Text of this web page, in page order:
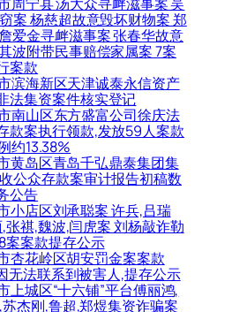
案 杨慈超故意毁坏财物案 郑
爱金寻衅滋事案 张春华故意
波附带民事赔偿家属案 7案
案款
滨海新区天津诚泰永信资产
法集资案件核实登记
南山区东方盛富公司徐庆法
款案执行领款,发放59人案款
约13.38%
黄岛区青岛千弘鼎泰集团集
公众存款案审计报告初稿数
公告
小店区刘承聪案 许兵,吕瑞
张祺,魏波,闫虎案 刘杨敲诈勒
案案款提存公示
杏花岭区胡安罚金案案款
无法联系到被害人,提存公示
上城区“十六铺”平台傅丽鸿,
杰刚,鲁超,郑煜集资诈骗案